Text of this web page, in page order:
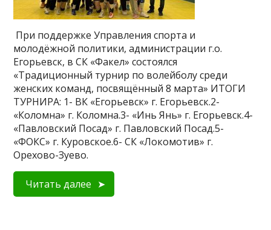
При поддержке Управления спорта и
молодёжной политики, администрации г.о.
Егорьевск, в СК «Факел» состоялся
«Традиционный турнир по волейболу среди
женских команд, посвящённый 8 марта» ИТОГИ
ТУРНИРА: 1- ВК «Егорьевск» г. Егорьевск.2-
«Коломна» г. Коломна.3- «Инь Янь» г. Егорьевск.4-
«Павловский Посад» г. Павловский Посад.5-
«ФОКС» г. Куровское.6- СК «Локомотив» г.
Орехово-Зуево.
Читать далее